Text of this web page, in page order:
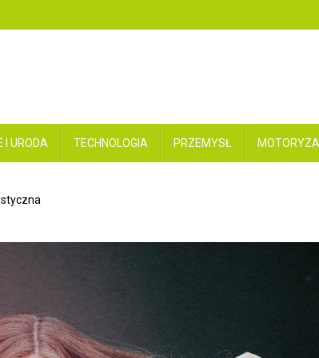
I URODA TECHNOLOGIA PRZEMYSŁ